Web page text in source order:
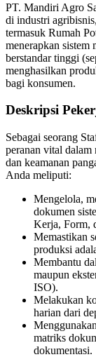
PT. Mandiri Agro
di industri
termasuk Rumah
menerapkan sistem
berstandar tinggi
menghasilkan
bagi konsumen.
Deskripsi
Sebagai seorang
peranan vital dalam
dan keamanan
Anda meliputi:
Mengelola,
dokumen
Kerja, Form,
Memastikan
produksi
Membantu
maupun
ISO).
Melakukan
harian dari
matriks
dokumentasi.